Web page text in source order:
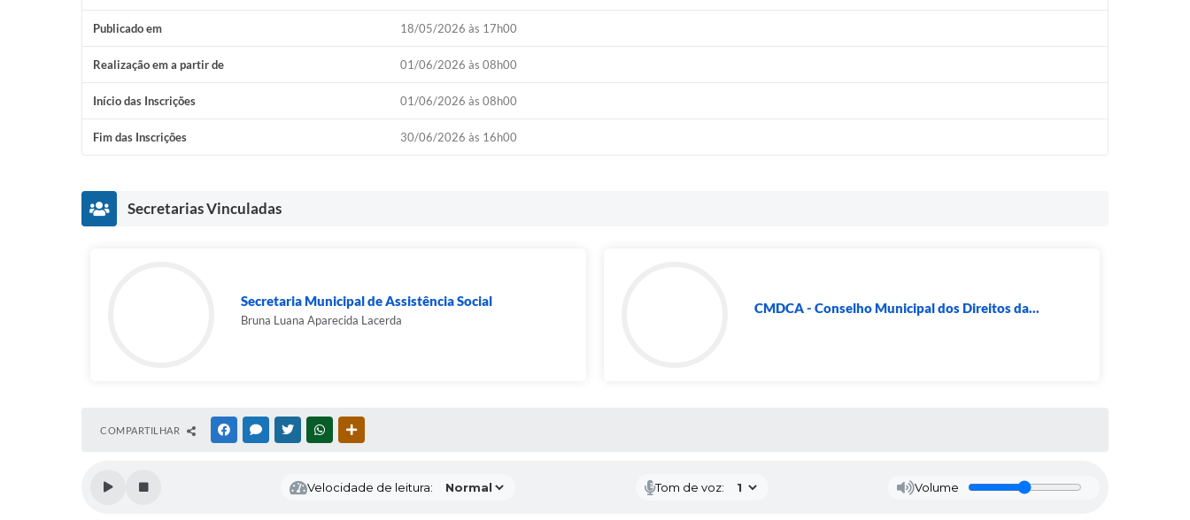
Publicado em 18/05/2026 às 17h00
Realização em a partir de 01/06/2026 às 08h00
Início das Inscrições 01/06/2026 às 08h00
Fim das Inscrições 30/06/2026 às 16h00
Secretarias Vinculadas
Secretaria Municipal de Assistência Social
Bruna Luana Aparecida Lacerda
CMDCA - Conselho Municipal dos Direitos da...
COMPARTILHAR FACEBOOKMESSENGER
TWITTERWHATSAPP
Velocidade de leitura: Tom de voz: Volume